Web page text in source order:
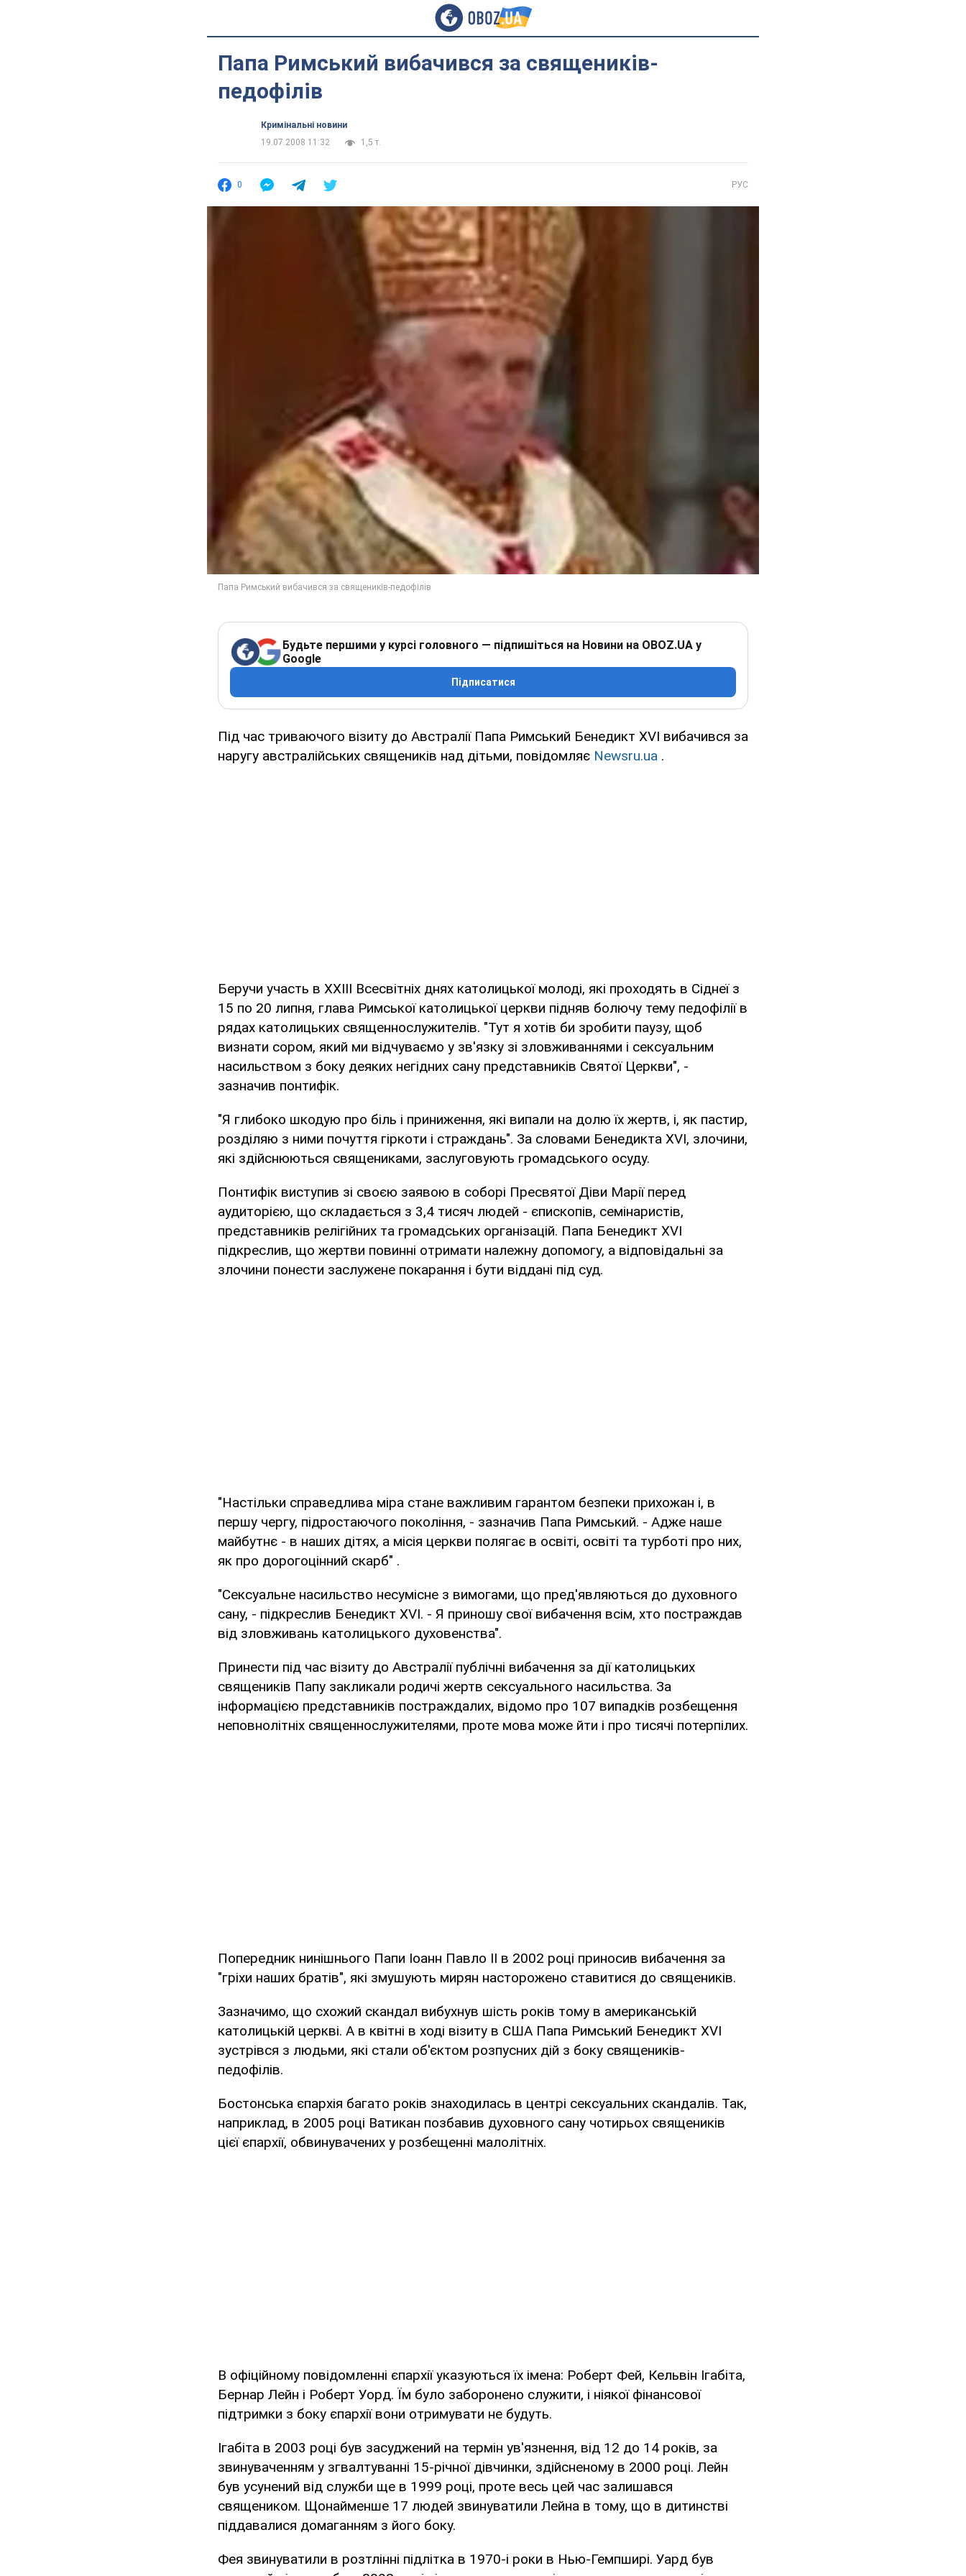
Папа Римський вибачився за священиків-
педофілів
Кримінальні новини
19.07.2008 11:32
1,5 т.
0 РУС
Будьте першими у курсі головного — підпишіться на Новини на OBOZ.UA у
Google
Підписатися
Під час триваючого візиту до Австралії Папа Римський Бенедикт XVI вибачився за
наругу австралійських священиків над дітьми, повідомляє Newsru.ua .
Беручи участь в ХХIII Всесвітніх днях католицької молоді, які проходять в Сіднеї з
15 по 20 липня, глава Римської католицької церкви підняв болючу тему педофілії в
рядах католицьких священнослужителів. "Тут я хотів би зробити паузу, щоб
визнати сором, який ми відчуваємо у зв'язку зі зловживаннями і сексуальним
насильством з боку деяких негідних сану представників Святої Церкви", -
зазначив понтифік.
"Я глибоко шкодую про біль і приниження, які випали на долю їх жертв, і, як пастир,
розділяю з ними почуття гіркоти і страждань". За словами Бенедикта XVI, злочини,
які здійснюються священиками, заслуговують громадського осуду.
Понтифік виступив зі своєю заявою в соборі Пресвятої Діви Марії перед
аудиторією, що складається з 3,4 тисяч людей - єпископів, семінаристів,
представників релігійних та громадських організацій. Папа Бенедикт ХVI
підкреслив, що жертви повинні отримати належну допомогу, а відповідальні за
злочини понести заслужене покарання і бути віддані під суд.
"Настільки справедлива міра стане важливим гарантом безпеки прихожан і, в
першу чергу, підростаючого покоління, - зазначив Папа Римський. - Адже наше
майбутнє - в наших дітях, а місія церкви полягає в освіті, освіті та турботі про них,
як про дорогоцінний скарб" .
"Сексуальне насильство несумісне з вимогами, що пред'являються до духовного
сану, - підкреслив Бенедикт XVI. - Я приношу свої вибачення всім, хто постраждав
від зловживань католицького духовенства".
Принести під час візиту до Австралії публічні вибачення за дії католицьких
священиків Папу закликали родичі жертв сексуального насильства. За
інформацією представників постраждалих, відомо про 107 випадків розбещення
неповнолітніх священнослужителями, проте мова може йти і про тисячі потерпілих.
Попередник нинішнього Папи Іоанн Павло II в 2002 році приносив вибачення за
"гріхи наших братів", які змушують мирян насторожено ставитися до священиків.
Зазначимо, що схожий скандал вибухнув шість років тому в американській
католицькій церкві. А в квітні в ході візиту в США Папа Римський Бенедикт XVI
зустрівся з людьми, які стали об'єктом розпусних дій з боку священиків-
педофілів.
Бостонська єпархія багато років знаходилась в центрі сексуальних скандалів. Так,
наприклад, в 2005 році Ватикан позбавив духовного сану чотирьох священиків
цієї єпархії, обвинувачених у розбещенні малолітніх.
В офіційному повідомленні єпархії указуються їх імена: Роберт Фей, Кельвін Ігабіта,
Бернар Лейн і Роберт Уорд. Їм було заборонено служити, і ніякої фінансової
підтримки з боку єпархії вони отримувати не будуть.
Ігабіта в 2003 році був засуджений на термін ув'язнення, від 12 до 14 років, за
звинуваченням у згвалтуванні 15-річної дівчинки, здійсненому в 2000 році. Лейн
був усунений від служби ще в 1999 році, проте весь цей час залишався
священиком. Щонайменше 17 людей звинуватили Лейна в тому, що в дитинстві
піддавалися домаганням з його боку.
Фея звинуватили в розтлінні підлітка в 1970-і роки в Нью-Гемпширі. Уард був